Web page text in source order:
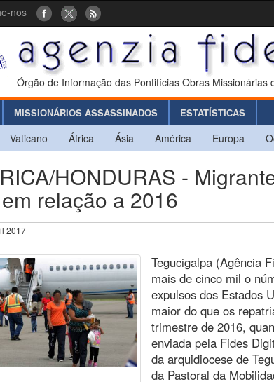
nos
Órgão de Informação das Pontifícias Obras Missionárias
MISSIONÁRIOS ASSASSINADOS ESTATÍSTICAS
Vaticano África Ásia América Europa
HONDURAS -
relação a 2016
2017
Tegucigalpa (Agência
mais de cinco mil o
expulsos dos Estados
maior do que os
trimestre de 2016,
enviada pela Fides
da arquidiocese de
da Pastoral da